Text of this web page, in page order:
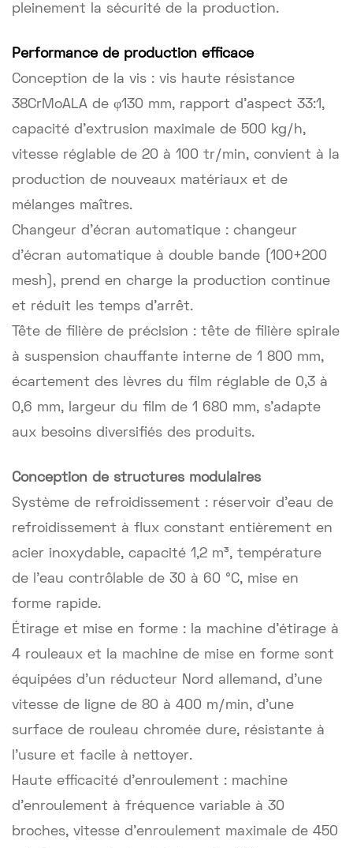
pleinement la sécurité de la production.
Performance de production efficace
Conception de la vis : vis haute résistance
38CrMoALA de φ130 mm, rapport d'aspect 33:1,
capacité d'extrusion maximale de 500 kg/h,
vitesse réglable de 20 à 100 tr/min, convient à la
production de nouveaux matériaux et de
mélanges maîtres.
Changeur d'écran automatique : changeur
d'écran automatique à double bande (100+200
mesh), prend en charge la production continue
et réduit les temps d'arrêt.
Tête de filière de précision : tête de filière spirale
à suspension chauffante interne de 1 800 mm,
écartement des lèvres du film réglable de 0,3 à
0,6 mm, largeur du film de 1 680 mm, s’adapte
aux besoins diversifiés des produits.
Conception de structures modulaires
Système de refroidissement : réservoir d'eau de
refroidissement à flux constant entièrement en
acier inoxydable, capacité 1,2 m³, température
de l'eau contrôlable de 30 à 60 °C, mise en
forme rapide.
Étirage et mise en forme : la machine d'étirage à
4 rouleaux et la machine de mise en forme sont
équipées d'un réducteur Nord allemand, d'une
vitesse de ligne de 80 à 400 m/min, d'une
surface de rouleau chromée dure, résistante à
l'usure et facile à nettoyer.
Haute efficacité d'enroulement : machine
d'enroulement à fréquence variable à 30
broches, vitesse d'enroulement maximale de 450